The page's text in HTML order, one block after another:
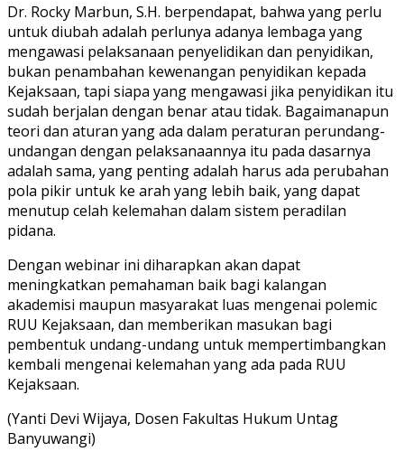
Dr. Rocky Marbun, S.H. berpendapat, bahwa yang perlu
untuk diubah adalah perlunya adanya lembaga yang
mengawasi pelaksanaan penyelidikan dan penyidikan,
bukan penambahan kewenangan penyidikan kepada
Kejaksaan, tapi siapa yang mengawasi jika penyidikan itu
sudah berjalan dengan benar atau tidak. Bagaimanapun
teori dan aturan yang ada dalam peraturan perundang-
undangan dengan pelaksanaannya itu pada dasarnya
adalah sama, yang penting adalah harus ada perubahan
pola pikir untuk ke arah yang lebih baik, yang dapat
menutup celah kelemahan dalam sistem peradilan
pidana.
Dengan webinar ini diharapkan akan dapat
meningkatkan pemahaman baik bagi kalangan
akademisi maupun masyarakat luas mengenai polemic
RUU Kejaksaan, dan memberikan masukan bagi
pembentuk undang-undang untuk mempertimbangkan
kembali mengenai kelemahan yang ada pada RUU
Kejaksaan.
(Yanti Devi Wijaya, Dosen Fakultas Hukum Untag
Banyuwangi)